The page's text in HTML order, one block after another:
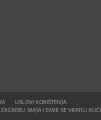
USLOVI KORIŠTENJA
MAJA I EMIR SE VRATILI KUĆI